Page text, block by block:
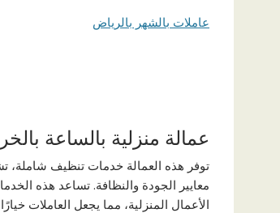
عاملات بالشهر بالرياض
عمالة منزلية بالساعة
توفر هذه العمالة خدمات تنظيف شاملة،
معايير الجودة والنظافة. تساعد هذه
الأعمال المنزلية، مما يجعل العاملات